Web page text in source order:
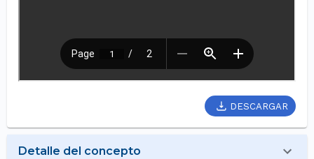
DESCARGAR
Detalle del concepto